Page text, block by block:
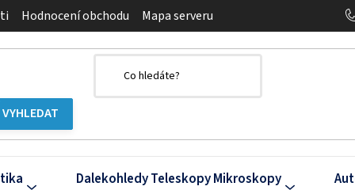
Hodnocení obchodu Mapa serveru
Dalekohledy Teleskopy Mikroskopy